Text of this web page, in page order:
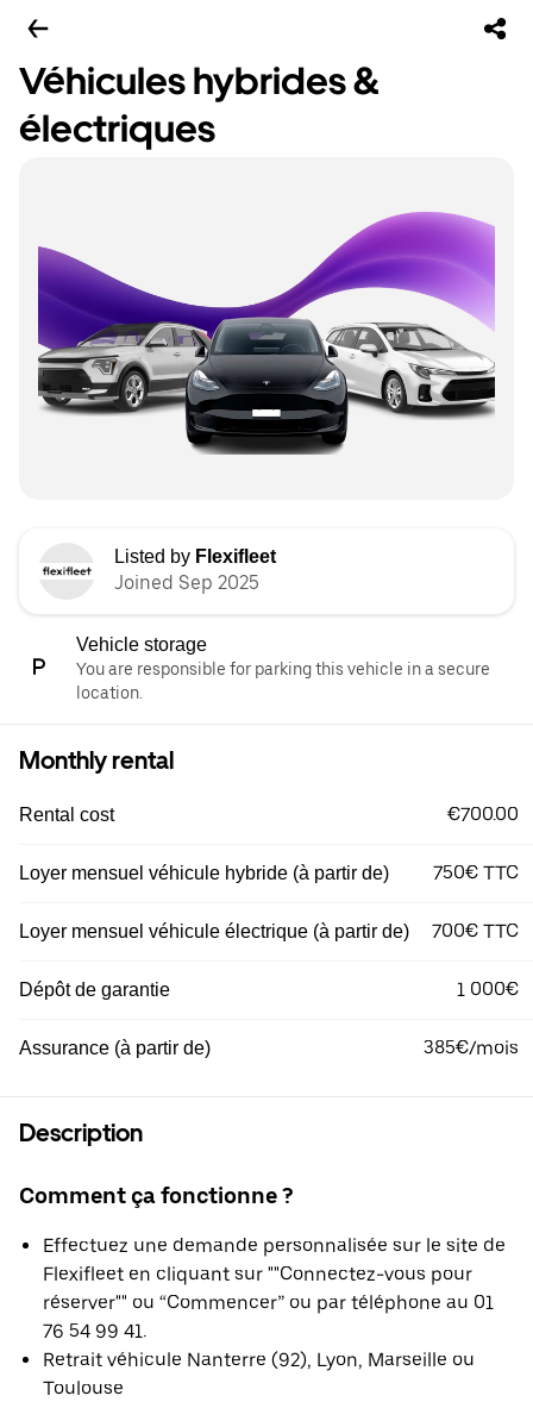
Véhicules hybrides &
électriques
Listed by Flexifleet
Joined Sep 2025
Vehicle storage
You are responsible for parking this vehicle in a secure
location.
Monthly rental
Rental cost €700.00
Loyer mensuel véhicule hybride (à partir de) 750€ TTC
Loyer mensuel véhicule électrique (à partir de) 700€ TTC
Dépôt de garantie 1 000€
Assurance (à partir de) 385€/mois
Description
Comment ça fonctionne ?
Effectuez une demande personnalisée sur le site de
Flexifleet en cliquant sur ""Connectez-vous pour
réserver"" ou “Commencer” ou par téléphone au 01
76 54 99 41.
Retrait véhicule Nanterre (92), Lyon, Marseille ou
Toulouse